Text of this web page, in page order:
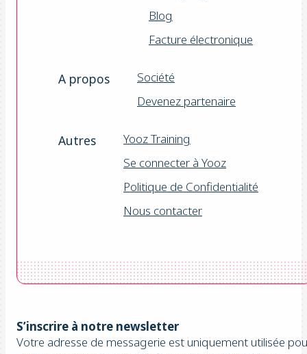
Blog
Facture électronique
A propos
Société
Devenez partenaire
Autres
Yooz Training
Se connecter à Yooz
Politique de Confidentialité
Nous contacter
S’inscrire à notre newsletter
Votre adresse de messagerie est uniquement utilisée